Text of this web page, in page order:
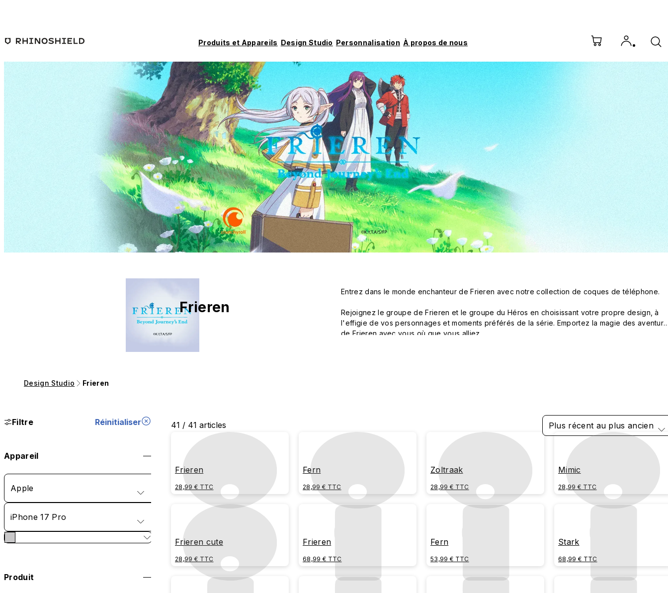
Produits et Appareils Design Studio Personnalisation À propos de nous
Frieren
Entrez dans le monde enchanteur de Frieren avec notre collection de coques de téléphone.
Rejoignez le groupe de Frieren et le groupe du Héros en choisissant votre propre design, à
l'effigie de vos personnages et moments préférés de la série. Emportez la magie des
de Frieren avec vous où que vous alliez.
Design Studio Frieren
Filtre Réinitialiser
Appareil
Apple
iPhone 17 Pro
Produit
41 / 41 articles Plus récent au plus ancien
Frieren
28,99 € TTC
Fern
28,99 € TTC
Zoltraak
28,99 € TTC
Mimic
28,99 € TTC
Frieren cute
28,99 € TTC
Frieren
68,99 € TTC
Fern
53,99 € TTC
Stark
68,99 € TTC